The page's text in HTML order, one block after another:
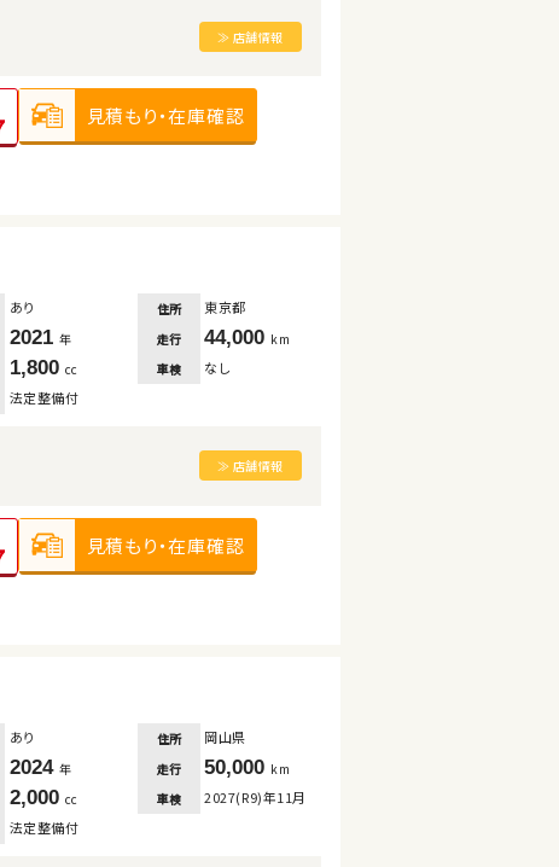
≫ 店舗情報
見積もり・在庫確認
あり 住所 東京都
2021 年 走行 44,000 km
1,800 cc 車検 なし
法定整備付
≫ 店舗情報
見積もり・在庫確認
あり 住所 岡山県
2024 年 走行 50,000 km
2,000 cc 車検 2027(R9)年11月
法定整備付